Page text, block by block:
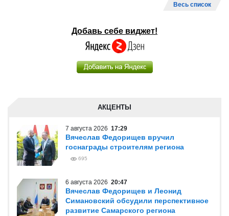
Весь список
Добавь себе виджет!
АКЦЕНТЫ
7 августа 2026 17:29
Вячеслав Федорищев вручил
госнаграды строителям региона
695
6 августа 2026 20:47
Вячеслав Федорищев и Леонид
Симановский обсудили перспективное
развитие Самарского региона